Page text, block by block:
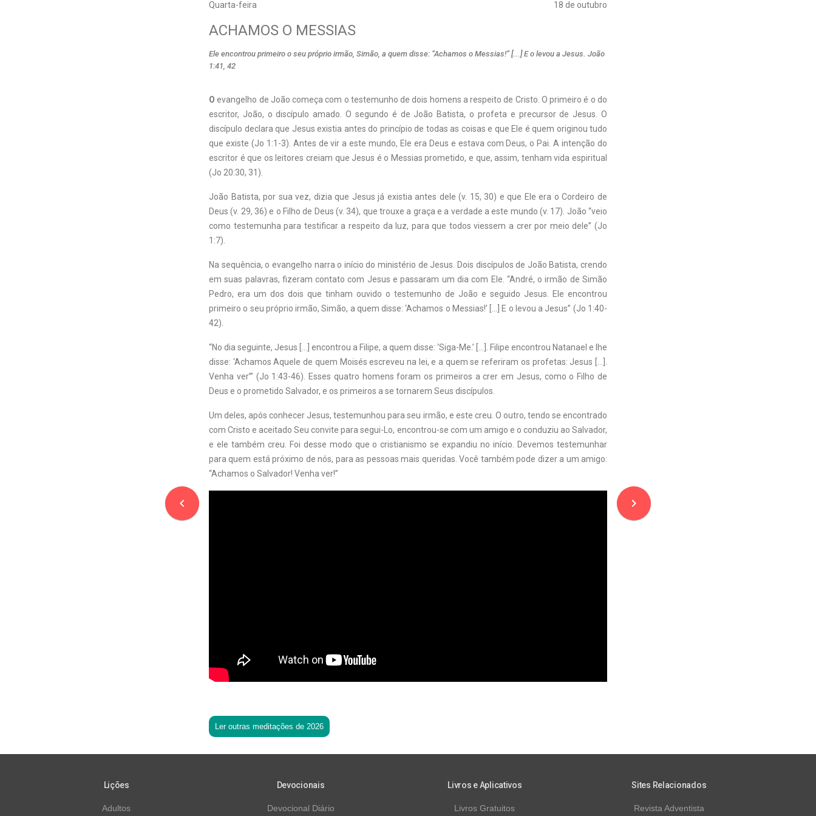
Quarta-feira 18 de outubro
navigate_before
ACHAMOS O MESSIAS
Ele encontrou primeiro o seu próprio irmão, Simão, a quem disse: “Achamos o Messias!” [...] E o levou a Jesus. João
1:41, 42
Oevangelho de João começa com o testemunho de dois homens a respeito de Cristo. O primeiro é o do
escritor, João, o discípulo amado. O segundo é de João Batista, o profeta e precursor de Jesus. O
discípulo declara que Jesus existia antes do princípio de todas as coisas e que Ele é quem originou tudo
que existe (Jo 1:1-3). Antes de vir a este mundo, Ele era Deus e estava com Deus, o Pai. A intenção do
escritor é que os leitores creiam que Jesus é o Messias prometido, e que, assim, tenham vida espiritual
(Jo 20:30, 31).
João Batista, por sua vez, dizia que Jesus já existia antes dele (v. 15, 30) e que Ele era o Cordeiro de
Deus (v. 29, 36) e o Filho de Deus (v. 34), que trouxe a graça e a verdade a este mundo (v. 17). João “veio
como testemunha para testificar a respeito da luz, para que todos viessem a crer por meio dele” (Jo
1:7).
Na sequência, o evangelho narra o início do ministério de Jesus. Dois discípulos de João Batista, crendo
em suas palavras, fizeram contato com Jesus e passaram um dia com Ele. “André, o irmão de Simão
Pedro, era um dos dois que tinham ouvido o testemunho de João e seguido Jesus. Ele encontrou
primeiro o seu próprio irmão, Simão, a quem disse: ‘Achamos o Messias!’ […] E o levou a Jesus” (Jo 1:40-
42).
“No dia seguinte, Jesus […] encontrou a Filipe, a quem disse: ‘Siga-Me.’ […]. Filipe encontrou Natanael e lhe
disse: ‘Achamos Aquele de quem Moisés escreveu na lei, e a quem se referiram os profetas: Jesus […].
Venha ver’” (Jo 1:43-46). Esses quatro homens foram os primeiros a crer em Jesus, como o Filho de
Deus e o prometido Salvador, e os primeiros a se tornarem Seus discípulos.
Um deles, após conhecer Jesus, testemunhou para seu irmão, e este creu. O outro, tendo se encontrado
com Cristo e aceitado Seu convite para segui-Lo, encontrou-se com um amigo e o conduziu ao Salvador,
e ele também creu. Foi desse modo que o cristianismo se expandiu no início. Devemos testemunhar
para quem está próximo de nós, para as pessoas mais queridas. Você também pode dizer a um amigo:
“Achamos o Salvador! Venha ver!”
Ler outras meditações de 2026
navigate_next
Lições
Adultos
Devocionais
Devocional Diário
Livros e Aplicativos
Livros Gratuitos
Sites Relacionados
Revista Adventista